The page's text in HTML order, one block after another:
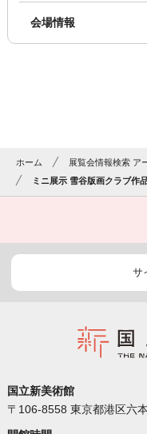
会場情報
ホーム
展覧会情報検索 ア
ミニ展示 雪谷版画クラブ作
サ
国立新美術館
〒106-8558 東京都港区六